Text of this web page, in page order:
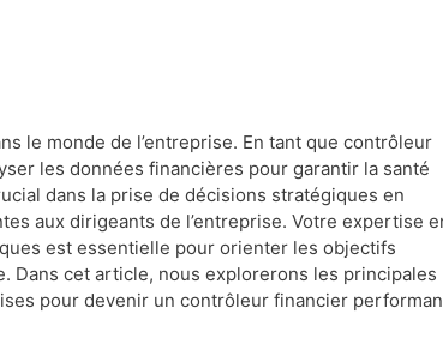
le monde de l’entreprise. En tant que contrôleur
les données financières pour garantir la santé
dans la prise de décisions stratégiques en
aux dirigeants de l’entreprise. Votre expertise
est essentielle pour orienter les objectifs
Dans cet article, nous explorerons les principales
pour devenir un contrôleur financier